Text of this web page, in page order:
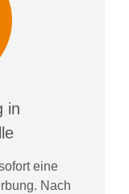
in
eine
Nach